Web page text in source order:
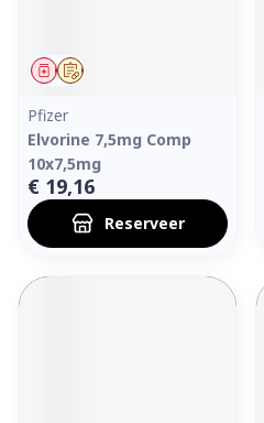
Op voorschrift
Geneesmiddel
Pfizer
Elvorine 7,5mg Comp
10x7,5mg
€ 19,16
Reserveer